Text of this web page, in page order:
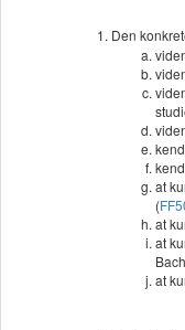
Den
at
(
at
at
at